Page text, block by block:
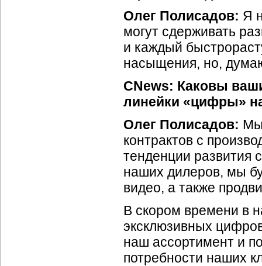
Олег Полисадов: Я
могут сдерживать
и каждый
насыщения, но,
CNews: Каковы
линейки «цифры»
Олег Полисадов: Мы
контрактов с
тенденции развития
наших дилеров, мы
видео, а также
В скором времени в
эксклюзивных
наш ассортимент и
потребности наших